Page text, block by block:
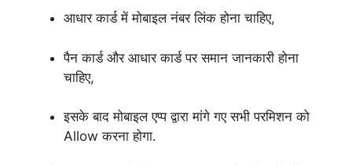
आधार कार्ड में मोबाइल नंबर लिंक होना चाहिए,
पैन कार्ड और आधार कार्ड पर समान जानकारी होना
चाहिए,
इसके बाद मोबाइल एप्प द्वारा मांगे गए सभी परमिशन को
Allow करना होगा.